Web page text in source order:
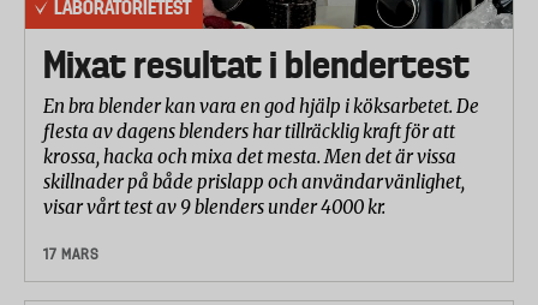
LABORATORIETEST
Mixat resultat i blendertest
En bra blender kan vara en god hjälp i köksarbetet. De
flesta av dagens blenders har tillräcklig kraft för att
krossa, hacka och mixa det mesta. Men det är vissa
skillnader på både prislapp och användarvänlighet,
visar vårt test av 9 blenders under 4000 kr.
17 MARS